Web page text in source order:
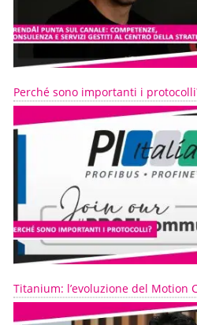
Perché sono importanti i
Titanium: l’evoluzione del Motion